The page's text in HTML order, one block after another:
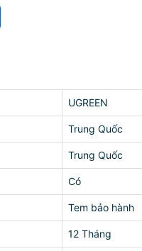
UGREEN
Trung Quốc
Trung Quốc
Có
Tem bảo hành
12 Tháng